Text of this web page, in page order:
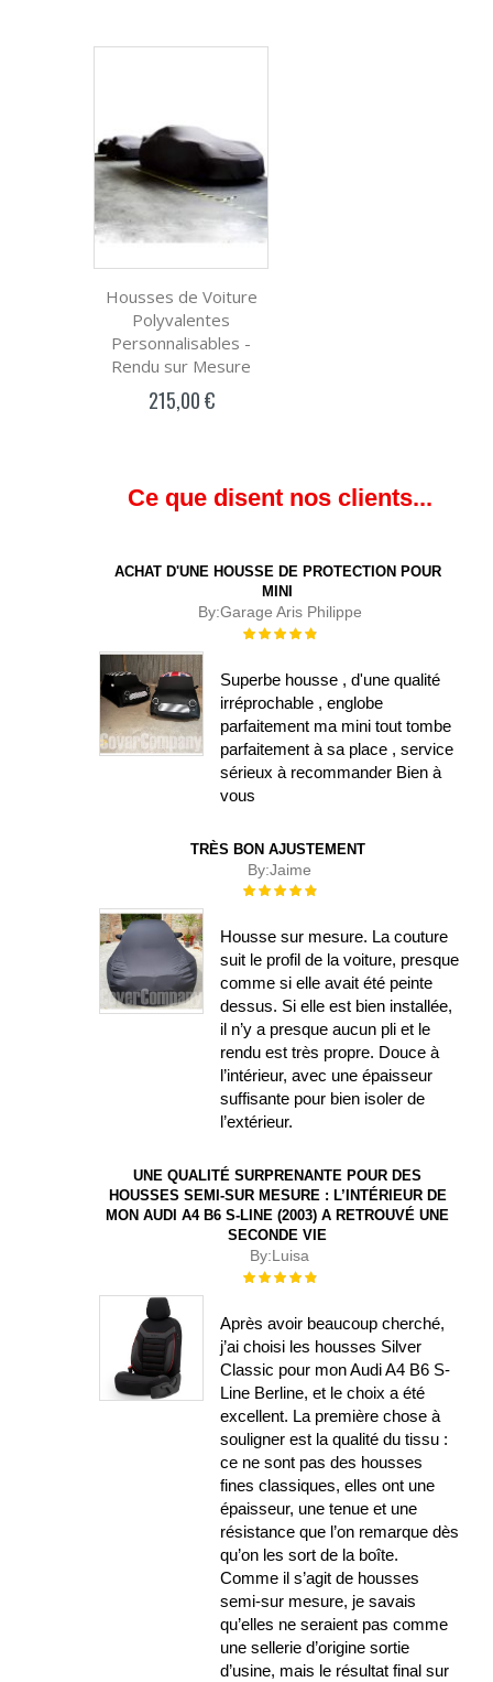
Housses de Voiture
Polyvalentes
Personnalisables -
Rendu sur Mesure
215,00 €
Ce que disent nos clients...
ACHAT D'UNE HOUSSE DE PROTECTION POUR
MINI
By:Garage Aris Philippe
Évaluation :
Superbe housse , d'une qualité
irréprochable , englobe
parfaitement ma mini tout tombe
parfaitement à sa place , service
sérieux à recommander Bien à
vous
TRÈS BON AJUSTEMENT
By:Jaime
Évaluation :
Housse sur mesure. La couture
suit le profil de la voiture, presque
comme si elle avait été peinte
dessus. Si elle est bien installée,
il n’y a presque aucun pli et le
rendu est très propre. Douce à
l’intérieur, avec une épaisseur
suffisante pour bien isoler de
l’extérieur.
UNE QUALITÉ SURPRENANTE POUR DES
HOUSSES SEMI-SUR MESURE : L’INTÉRIEUR DE
MON AUDI A4 B6 S-LINE (2003) A RETROUVÉ UNE
SECONDE VIE
By:Luisa
Évaluation :
Après avoir beaucoup cherché,
j’ai choisi les housses Silver
Classic pour mon Audi A4 B6 S-
Line Berline, et le choix a été
excellent. La première chose à
souligner est la qualité du tissu :
ce ne sont pas des housses
fines classiques, elles ont une
épaisseur, une tenue et une
résistance que l’on remarque dès
qu’on les sort de la boîte.
Comme il s’agit de housses
semi-sur mesure, je savais
qu’elles ne seraient pas comme
une sellerie d’origine sortie
d’usine, mais le résultat final sur